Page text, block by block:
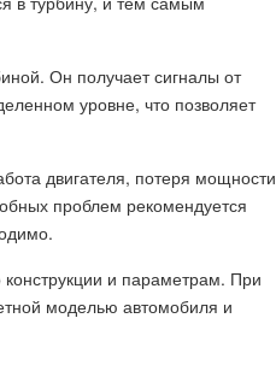
Он получает сигналы от
уровне, что позволяет
двигателя, потеря мощности
проблем рекомендуется
и параметрам. При
моделью автомобиля и